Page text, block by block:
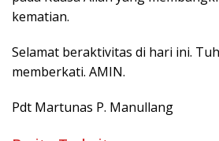
kematian.
Selamat beraktivitas di hari ini.
memberkati. AMIN.
Pdt Martunas P. Manullang